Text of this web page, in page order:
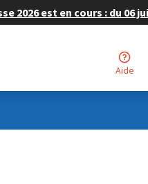
est en cours : du 06
Aide